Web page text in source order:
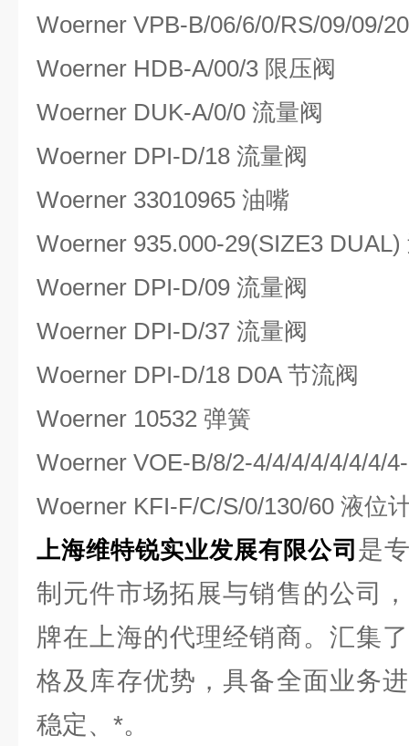
Woerner VPB-B/06/6/0/RS/09/09/
Woerner HDB-A/00/3 限压阀
Woerner DUK-A/0/0 流量阀
Woerner DPI-D/18 流量阀
Woerner 33010965 油嘴
Woerner 935.000-29(SIZE3 DUAL)
Woerner DPI-D/09 流量阀
Woerner DPI-D/37 流量阀
Woerner DPI-D/18 D0A 节流阀
Woerner 10532 弹簧
Woerner VOE-B/8/2-4/4/4/4/4/4/4/
Woerner KFI-F/C/S/0/130/60 液位
上海维特锐实业发展有限公司 是
制元件市场拓展与销售的公司
牌在上海的代理经销商。汇集
格及库存优势，具备全面业务
稳定、*。